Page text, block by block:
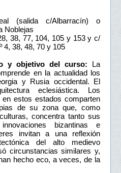
(salida c/Albarracín) o
Noblejas
38, 77, 104, 105 y 153 y c/
4, 38, 48, 70 y 105
y objetivo del curso: La
en la actualidad los
y Rusia occidental. El
eclesiástica. Los
estos estados comparten
de su zona que, como
concentra tanto sus
bizantinas e
invitan a una reflexión
del alto medievo
circunstancias similares y,
hecho eco, a veces, de la